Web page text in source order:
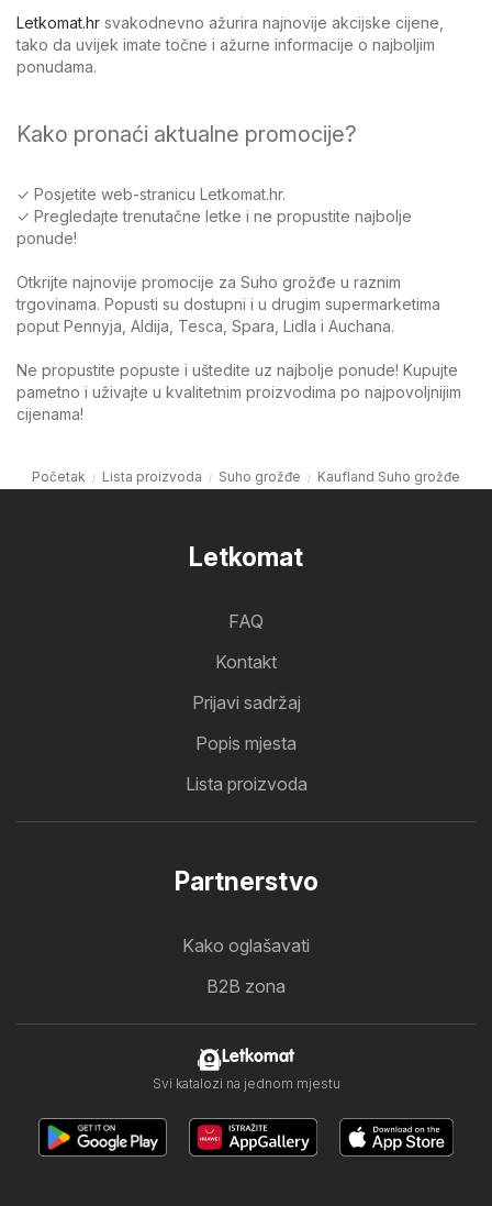
Letkomat.hr svakodnevno ažurira najnovije akcijske cijene,
tako da uvijek imate točne i ažurne informacije o najboljim
ponudama.
Kako pronaći aktualne promocije?
✓ Posjetite web-stranicu Letkomat.hr.
✓ Pregledajte trenutačne letke i ne propustite najbolje
ponude!
Otkrijte najnovije promocije za Suho grožđe u raznim
trgovinama. Popusti su dostupni i u drugim supermarketima
poput Pennyja, Aldija, Tesca, Spara, Lidla i Auchana.
Ne propustite popuste i uštedite uz najbolje ponude! Kupujte
pametno i uživajte u kvalitetnim proizvodima po najpovoljnijim
cijenama!
Početak Lista proizvoda Suho grožđe Kaufland Suho grožđe
Letkomat
FAQ
Kontakt
Prijavi sadržaj
Popis mjesta
Lista proizvoda
Partnerstvo
Kako oglašavati
B2B zona
Letkomat
Svi katalozi na jednom mjestu